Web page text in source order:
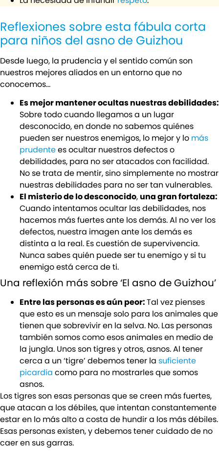
Reflexiones sobre esta fábula corta
para niños del asno de Guizhou
Desde luego, la prudencia y el sentido común son
nuestros mejores aliados en un entorno que no
conocemos…
Es mejor mantener ocultas nuestras debilidades:
Sobre todo cuando llegamos a un lugar
desconocido, en donde no sabemos quiénes
pueden ser nuestros enemigos, lo mejor y lo más
prudentees ocultar nuestros defectos o
debilidades, para no ser atacados con facilidad.
No se trata de mentir, sino simplemente no mostrar
nuestras debilidades para no ser tan vulnerables.
El misterio de lo desconocido,una gran fortaleza:
Cuando intentamos ocultar las debilidades, nos
hacemos más fuertes ante los demás. Al no ver los
defectos, nuestra imagen ante los demás es
distinta a la real. Es cuestión de supervivencia.
Nunca sabes quién puede ser tu enemigo y si tu
enemigo está cerca de ti.
Una reflexión más sobre ‘El asno de Guizhou’
Entre las personas es aún peor:Tal vez pienses
que esto es un mensaje solo para los animales que
tienen que sobrevivir en la selva. No. Las personas
también somos como esos animales en medio de
la jungla. Unos son tigres y otros, asnos. Al tener
cerca a un ‘tigre’ debemos tener la suficiente
picardía como para no mostrarles que somos
asnos.
Los tigres son esas personas que se creen más fuertes,
que atacan a los débiles, que intentan constantemente
estar en lo más alto a costa de hundir a los más débiles.
Esas personas existen, y debemos tener cuidado de no
caer en sus garras.